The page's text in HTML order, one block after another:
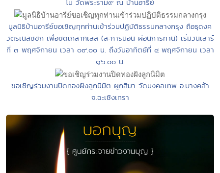
โน วัดพระราม๙ ณ บ้านอารีย์
มูลนิธิบ้านอารีย์ขอเชิญทุกท่านเข้าร่วมปฏิบัติธรรมกลางกรุง ถือธุดงค
วัตรเนสัชชิก เพื่อขัดเกลากิเลส (ละการนอน ผ่อนการทาน) เริ่มวันเสาร์
ที่ ๓ พฤศจิกายน เวลา ๐๙.๐๐ น. ถึงวันอาทิตย์ที่ ๔ พฤศจิกายน เวลา
๑๖.๐๐ น.
ขอเชิญร่วมงานปิดทองฝังลูกนิมิต ผูกสีมา วัดมงคลเทพ อ.บางคล้า
จ.ฉะเชิงเทรา